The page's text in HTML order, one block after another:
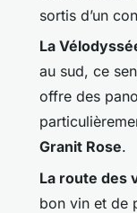
sortis d’un
La
au sud, ce
offre des
Granit Rose.
La route des
bon vin et de